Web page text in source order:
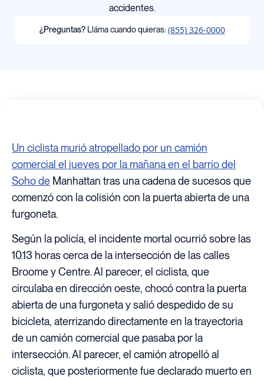
Un ciclista murió atropellado por un camión
comercial el jueves por la mañana en el barrio del
Soho de Manhattan tras una cadena de sucesos que
comenzó con la colisión con la puerta abierta de una
furgoneta.
Según la policía, el incidente mortal ocurrió sobre las
10.13 horas cerca de la intersección de las calles
Broome y Centre. Al parecer, el ciclista, que
circulaba en dirección oeste, chocó contra la puerta
abierta de una furgoneta y salió despedido de su
bicicleta, aterrizando directamente en la trayectoria
de un camión comercial que pasaba por la
intersección. Al parecer, el camión atropelló al
ciclista, que posteriormente fue declarado muerto en
accidentes.
¿Preguntas? Lláma cuando quieras: (855) 326-0000